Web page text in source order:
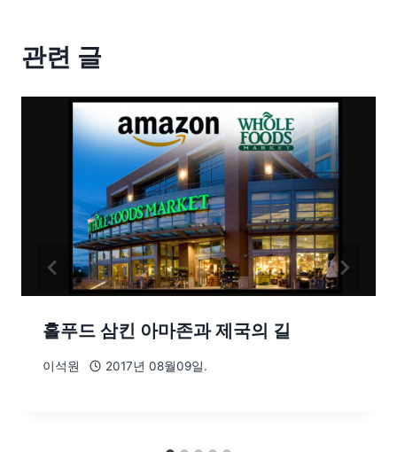
관련 글
홀푸드 삼킨 아마존과 제국의 길
이석원 2017년 08월09일.